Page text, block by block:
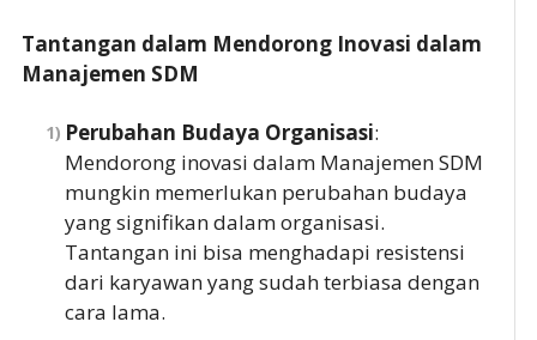
Tantangan dalam Mendorong Inovasi dalam
Manajemen SDM
Perubahan Budaya Organisasi:
Mendorong inovasi dalam Manajemen SDM
mungkin memerlukan perubahan budaya
yang signifikan dalam organisasi.
Tantangan ini bisa menghadapi resistensi
dari karyawan yang sudah terbiasa dengan
cara lama.